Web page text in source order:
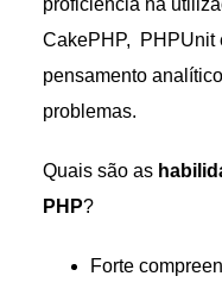
proficiência na
CakePHP, PHPUnit
pensamento
problemas.
Quais são as
PHP?
Forte